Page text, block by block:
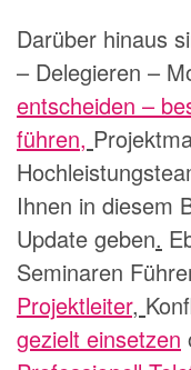
Darüber hinaus
– Delegieren –
entscheiden –
führen,
Ihnen in diesem
Update geben.
Seminaren
Projektleiter,
gezielt einsetzen